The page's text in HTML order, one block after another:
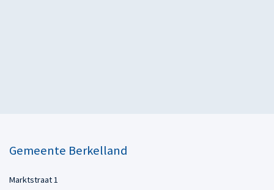
Gemeente Berkelland
Marktstraat 1